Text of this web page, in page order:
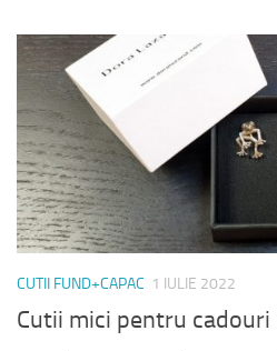
CUTII FUND+CAPAC 1 IULIE 2022
Cutii mici pentru